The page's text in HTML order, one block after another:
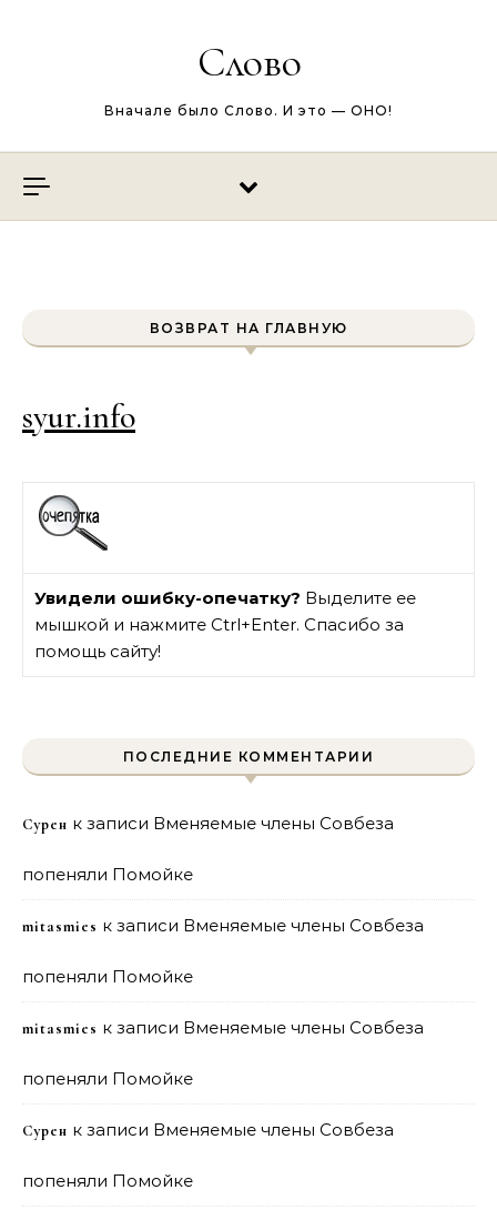
Слово
Вначале было Слово. И это — ОНО!
ВОЗВРАТ НА ГЛАВНУЮ
syur.info
Увидели ошибку-опечатку? Выделите ее
мышкой и нажмите Ctrl+Enter. Спасибо за
помощь сайту!
ПОСЛЕДНИЕ КОММЕНТАРИИ
Сурен к записи Вменяемые члены Совбеза
попеняли Помойке
mitasmies к записи Вменяемые члены Совбеза
попеняли Помойке
mitasmies к записи Вменяемые члены Совбеза
попеняли Помойке
Сурен к записи Вменяемые члены Совбеза
попеняли Помойке